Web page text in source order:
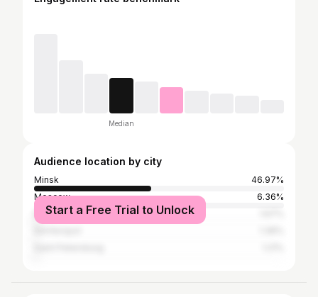
Median
Audience location by city
Minsk
46.97%
Moscow
6.36%
Brest
Start a Free Trial to Unlock